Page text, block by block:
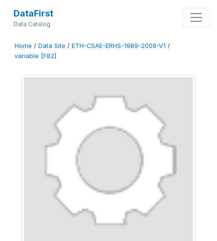
DataFirst
Data Catalog
Home / Data Site / ETH-CSAE-ERHS-1989-2009-V1 /
variable [F82]